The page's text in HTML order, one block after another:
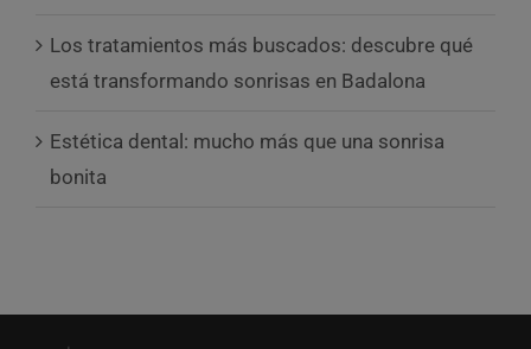
Los tratamientos más buscados: descubre qué
está transformando sonrisas en Badalona
Estética dental: mucho más que una sonrisa
bonita